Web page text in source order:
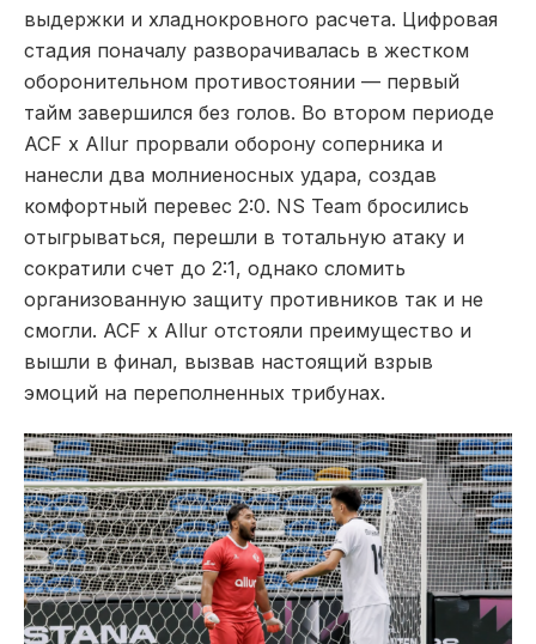
выдержки и хладнокровного расчета. Цифровая
стадия поначалу разворачивалась в жестком
оборонительном противостоянии — первый
тайм завершился без голов. Во втором периоде
ACF x Allur прорвали оборону соперника и
нанесли два молниеносных удара, создав
комфортный перевес 2:0. NS Team бросились
отыгрываться, перешли в тотальную атаку и
сократили счет до 2:1, однако сломить
организованную защиту противников так и не
смогли. ACF x Allur отстояли преимущество и
вышли в финал, вызвав настоящий взрыв
эмоций на переполненных трибунах.